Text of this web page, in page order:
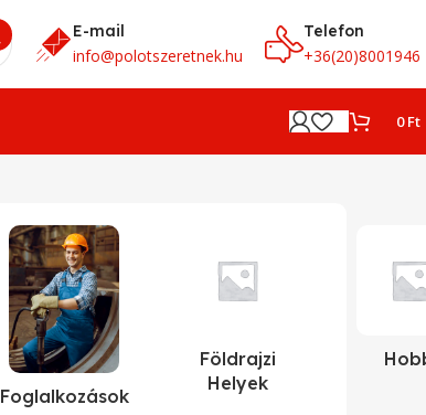
E-mail
info@polotszeretnek.hu
Telefon
+36(20)8001946
0Ft
Foglalkozások
Földrajzi
Helyek